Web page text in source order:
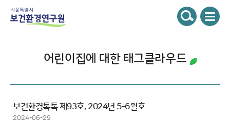
검색
어린이집에 대한 태그클라우드
보건환경톡톡 제93호, 2024년 5-6월호
2024-06-29